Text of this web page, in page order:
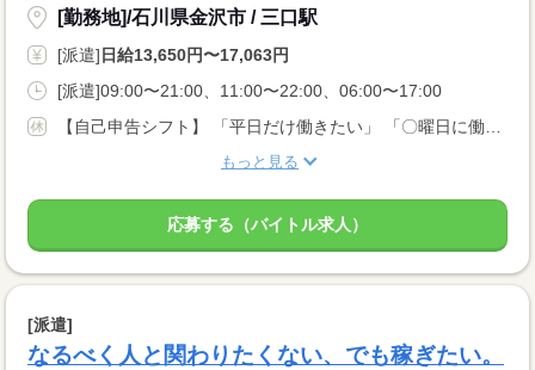
[勤務地]/石川県金沢市 / 三口駅
[派遣] 日給13,650円〜17,063円
[派遣]09:00〜21:00、11:00〜22:00、06:00〜17:00
【自己申告シフト】 「平日だけ働きたい」 「〇曜日に働きたい」 など、働き方は自分で選べます。 曜日・時間についてのご希望も 面談の際に教えてくださいね。 ※こちらは中型以上のお仕事の例です
もっと見る
応募する（バイトル求人）
[派遣]
なるべく人と関わりたくない、でも稼ぎたい。